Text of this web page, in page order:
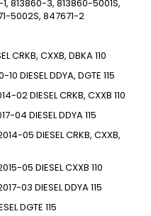
813860-3, 813860-5001S,
5002S, 847671-2
CRKB, CXXB, DBKA110
10 DIESELDDYA, DGTE 115
02DIESELCRKB, CXXB 110
04 DIESELDDYA115
05 DIESELCRKB, CXXB,
05 DIESELCXXB 110
03 DIESELDDYA115
DGTE 115